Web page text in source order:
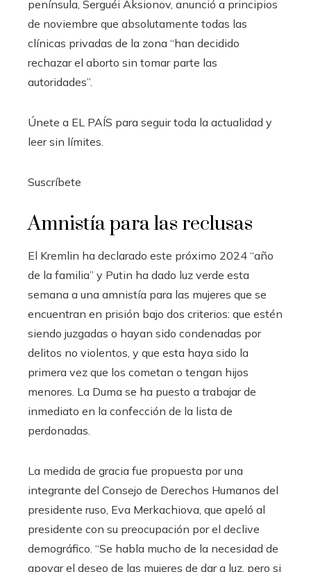
península, Serguéi Aksionov, anunció a principios
de noviembre que absolutamente todas las
clínicas privadas de la zona “han decidido
rechazar el aborto sin tomar parte las
autoridades”.
Únete a EL PAÍS para seguir toda la actualidad y
leer sin límites.
Suscríbete
Amnistía para las reclusas
El Kremlin ha declarado este próximo 2024 “año
de la familia” y Putin ha dado luz verde esta
semana a una amnistía para las mujeres que se
encuentran en prisión bajo dos criterios: que estén
siendo juzgadas o hayan sido condenadas por
delitos no violentos, y que esta haya sido la
primera vez que los cometan o tengan hijos
menores. La Duma se ha puesto a trabajar de
inmediato en la confección de la lista de
perdonadas.
La medida de gracia fue propuesta por una
integrante del Consejo de Derechos Humanos del
presidente ruso, Eva Merkachiova, que apeló al
presidente con su preocupación por el declive
demográfico. “Se habla mucho de la necesidad de
apoyar el deseo de las mujeres de dar a luz, pero si